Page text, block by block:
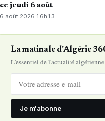
ce jeudi 6 août
6 août 2026·16h13
La matinale d'Algérie
L'essentiel de l'actualité
Je m'abonne